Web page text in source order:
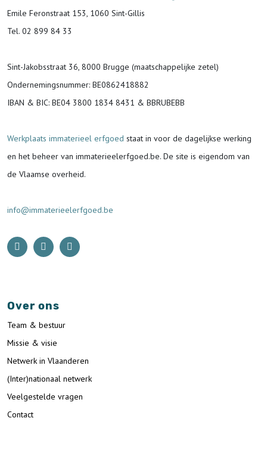
Emile Feronstraat 153, 1060 Sint-Gillis
Tel. 02 899 84 33
Sint-Jakobsstraat 36, 8000 Brugge (maatschappelijke zetel)
Ondernemingsnummer: BE0862418882
IBAN & BIC: BE04 3800 1834 8431 & BBRUBEBB
Werkplaats immaterieel erfgoed staat in voor de dagelijkse werking
en het beheer van immaterieelerfgoed.be. De site is eigendom van
de Vlaamse overheid.
info@immaterieelerfgoed.be
Over ons
Team & bestuur
Missie & visie
Netwerk in Vlaanderen
(Inter)nationaal netwerk
Veelgestelde vragen
Contact